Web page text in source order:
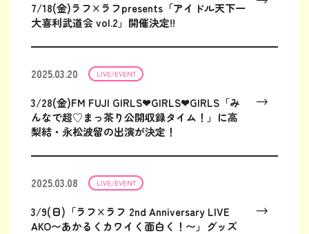
7/18(金)ラフ×ラフpresents「アイドル天下一
大喜利武道会 vol.2」開催決定!!
2025.03.20 LIVE/EVENT
3/28(金)FM FUJI GIRLS❤︎GIRLS❤︎GIRLS「み
んなで超♡まっ茶り公開収録タイム！」に高
梨結・永松波留の出演が決定！
2025.03.08 LIVE/EVENT
3/9(日)「ラフ×ラフ 2nd Anniversary LIVE
AKO〜あかるくカワイく面白く！〜」グッズ